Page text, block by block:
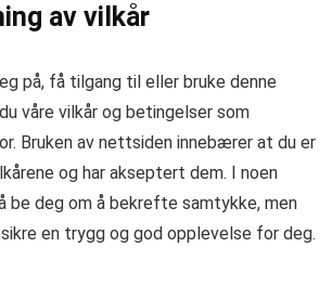
av vilkår
på, få tilgang til eller bruke denne
våre vilkår og betingelser som
Bruken av nettsiden innebærer at du er
og har akseptert dem. I noen
be deg om å bekrefte samtykke, men
en trygg og god opplevelse for deg.